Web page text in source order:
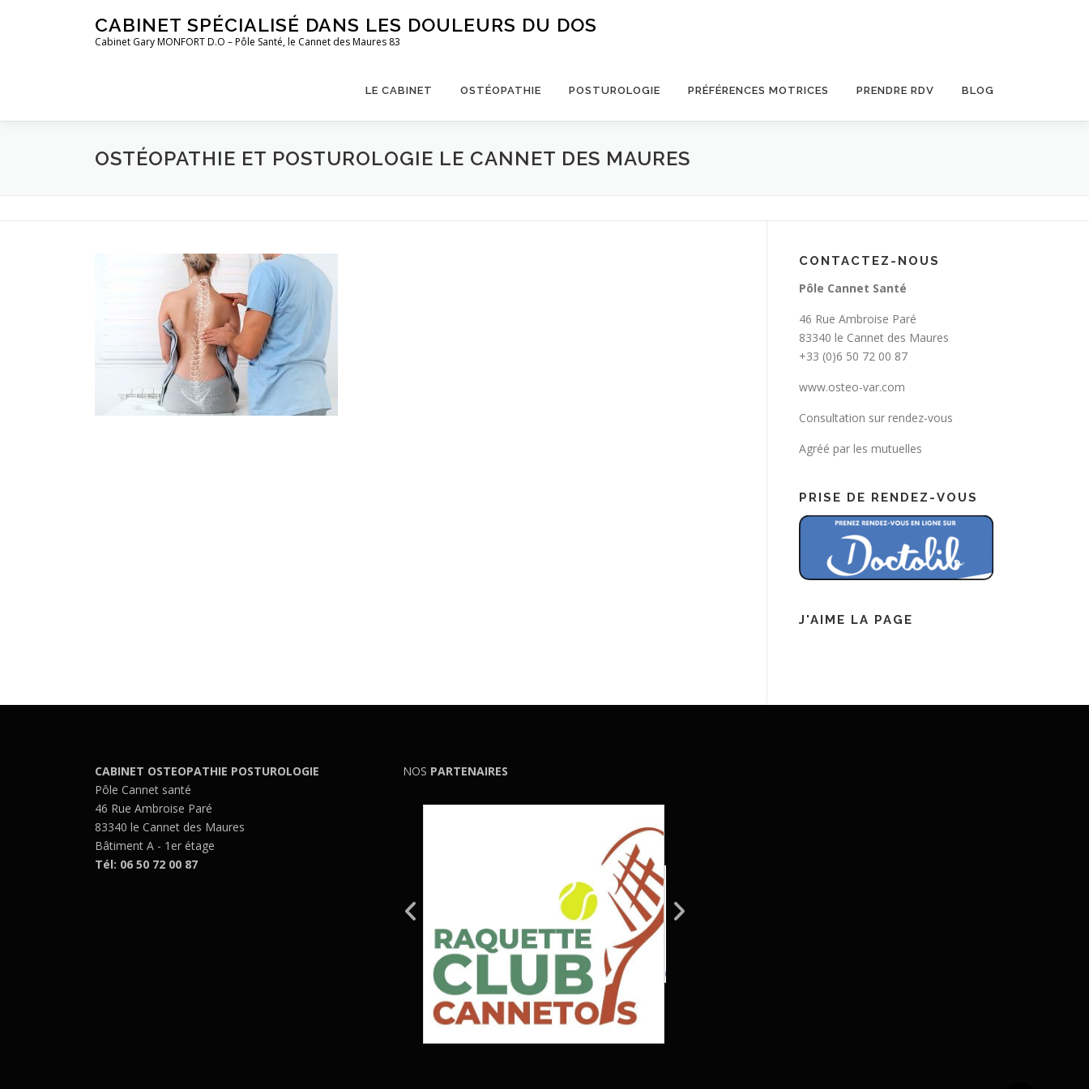
CABINET SPÉCIALISÉ DANS LES DOULEURS DU DOS
Cabinet Gary MONFORT D.O – Pôle Santé, le Cannet des Maures 83
LE CABINET OSTÉOPATHIE POSTUROLOGIE PRÉFÉRENCES MOTRICES PRENDRE RDV BLOG
OSTÉOPATHIE ET POSTUROLOGIE LE CANNET DES MAURES
CONTACTEZ-NOUS
Pôle Cannet Santé
46 Rue Ambroise Paré
83340 le Cannet des Maures
+33 (0)6 50 72 00 87
www.osteo-var.com
Consultation sur rendez-vous
Agréé par les mutuelles
PRISE DE RENDEZ-VOUS
J'AIME LA PAGE
CABINET OSTEOPATHIE POSTUROLOGIE
Pôle Cannet santé
46 Rue Ambroise Paré
83340 le Cannet des Maures
Bâtiment A - 1er étage
Tél: 06 50 72 00 87
NOS PARTENAIRES